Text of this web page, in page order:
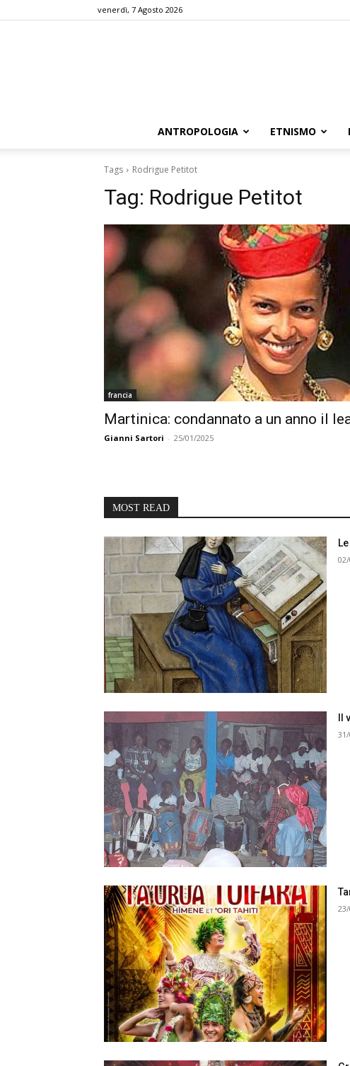
venerdì, 7 Agosto 2026
ANTROPOLOGIA ETNISMO
Tags Rodrigue Petitot
Tag: Rodrigue Petitot
francia
Martinica: condannato a un anno il
Gianni Sartori - 25/01/2025
MOST READ